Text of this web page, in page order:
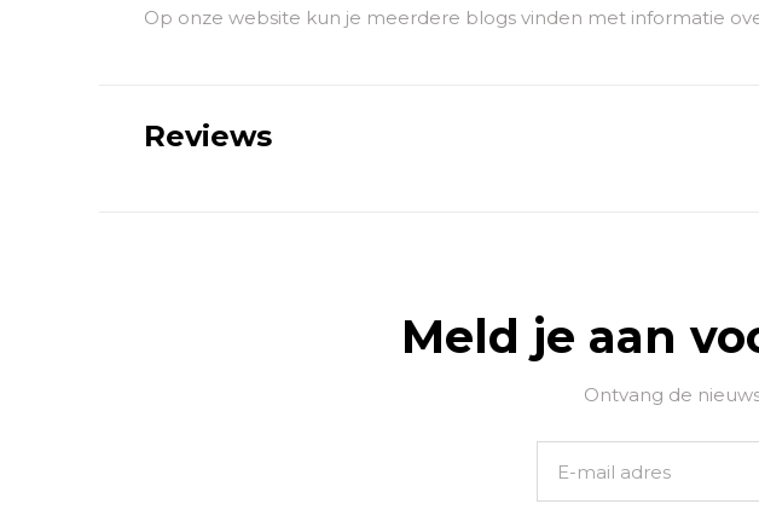
Op onze website kun je meerdere blogs vinden met informatie
Reviews
Meld je aan
Ontvang de